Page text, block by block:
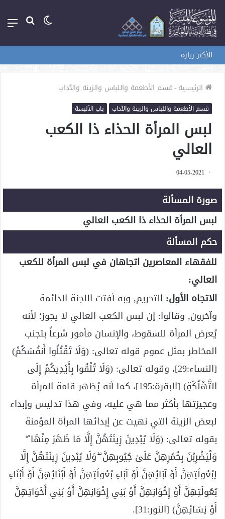
بحث الوضع
الأكثر زيارة
الرئيسية-قسم الأطعمة واللباس والزينة والآداب
قسم الأطعمة واللباس والزينة والآداب باب الألبسة
لبس المرأة الحذاء ذا الكعب
العالي
04-05-2021
صورة المسألة
لبس المرأة الحذاء ذا الكعب العالي
حكم المسألة
للفقهاء المعاصرين اتجاهان في لبس المرأة للكعب
العالي:
الاتجاه الأول: التحريم, وبه أفتت اللجنة الدائمة
وآخرون, وقالوا: إن لبس الكعب العالي لا يجوز؛ لأنه
يُعرض المرأة للسقوط، والإنسان مأمور شرعاً بتجنب
المخاطر بمثل عموم قوله تعالى: (وَلَا تَقْتُلُوا أَنفُسَكُمْ)
[النساء:29]، وقوله تعالى: (وَلَا تُلْقُوا بِأَيْدِيكُمْ إِلَى
التَّهْلُكَةِ) [البقرة:195]، كما أنه يُظهر قامة المرأة
وعجيزتها بأكثر مما هي عليه، وفي هذا تدليس وإبداء
لبعض الزينة التي نهيت عن إبدائها المرأة المؤمنة
بقوله تعالى: (وَلَا يُبْدِينَ زِينَتَهُنَّ إِلَّا مَا ظَهَرَ مِنْهَا ۖ
وَلْيَضْرِبْنَ بِخُمُرِهِنَّ عَلَىٰ جُيُوبِهِنَّ ۖ وَلَا يُبْدِينَ زِينَتَهُنَّ إِلَّا
لِبُعُولَتِهِنَّ أَوْ آبَائِهِنَّ أَوْ آبَاءِ بُعُولَتِهِنَّ أَوْ أَبْنَائِهِنَّ أَوْ أَبْنَاءِ
بُعُولَتِهِنَّ أَوْ إِخْوَانِهِنَّ أَوْ بَنِي إِخْوَانِهِنَّ أَوْ بَنِي أَخَوَاتِهِنَّ
أَوْ نِسَائِهِنَّ) [النور:31].